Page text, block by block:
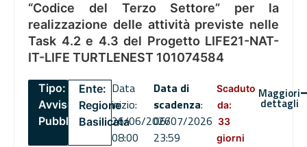
“Codice del Terzo Settore” per la
realizzazione delle attività previste nelle
Task 4.2 e 4.3 del Progetto LIFE21-NAT-
IT-LIFE TURTLENEST 101074584
Tipo:
Avviso
Pubblico
Ente:
Regione
Basilicata
Data
inizio:
26/06/2026
08:00
Data di
scadenza:
06/07/2026
23:59
Scaduto
da:
33
giorni
Maggiori
dettagli